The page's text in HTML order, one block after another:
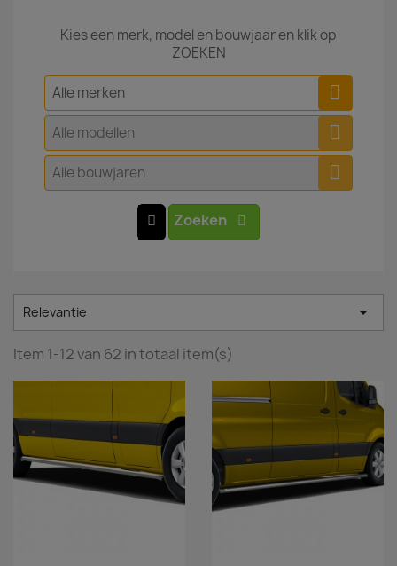
Kies een merk, model en bouwjaar en klik op
ZOEKEN
Alle merken
Alle modellen
Alle bouwjaren
Zoeken
Relevantie 
Item 1-12 van 62 in totaal item(s)